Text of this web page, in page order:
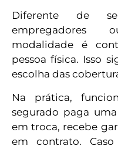
Diferente de
empregadores
modalidade é
pessoa física. Isso
escolha das
Na prática,
segurado paga
em troca, recebe
em contrato.